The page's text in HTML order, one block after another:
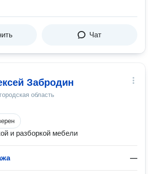
Чат
Забродин
область
и разборкой мебели
—